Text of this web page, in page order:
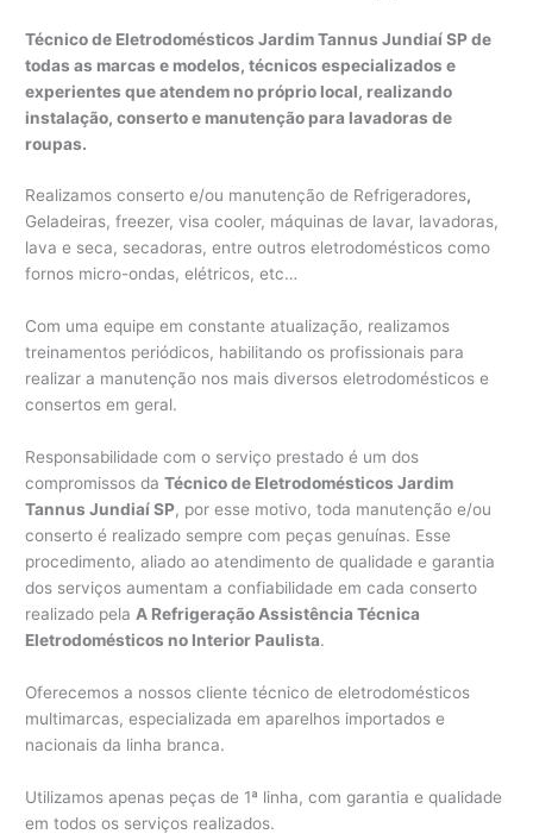
Técnico de Eletrodomésticos Jardim Tannus Jundiaí SP de
todas as marcas e modelos, técnicos especializados e
experientes que atendem no próprio local, realizando
instalação, conserto e manutenção para lavadoras de
roupas.
Realizamos conserto e/ou manutenção de Refrigeradores,
Geladeiras, freezer, visa cooler, máquinas de lavar, lavadoras,
lava e seca, secadoras, entre outros eletrodomésticos como
fornos micro-ondas, elétricos, etc…
Com uma equipe em constante atualização, realizamos
treinamentos periódicos, habilitando os profissionais para
realizar a manutenção nos mais diversos eletrodomésticos e
consertos em geral.
Responsabilidade com o serviço prestado é um dos
compromissos daTécnico de Eletrodomésticos Jardim
Tannus Jundiaí SP, por esse motivo, toda manutenção e/ou
conserto é realizado sempre com peças genuínas. Esse
procedimento, aliado ao atendimento de qualidade e garantia
dos serviços aumentam a confiabilidade em cada conserto
realizado pela A Refrigeração Assistência Técnica
Eletrodomésticos no Interior Paulista.
Oferecemos a nossos cliente técnico de eletrodomésticos
multimarcas, especializada em aparelhos importados e
nacionais da linha branca.
Utilizamos apenas peças de 1ª linha, com garantia e qualidade
em todos os serviços realizados.